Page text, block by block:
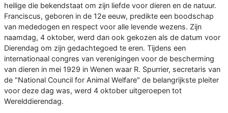
heilige die bekendstaat om zijn liefde voor dieren en de natuur.
Franciscus, geboren in de 12e eeuw, predikte een boodschap
van mededogen en respect voor alle levende wezens. Zijn
naamdag, 4 oktober, werd dan ook gekozen als de datum voor
Dierendag om zijn gedachtegoed te eren. Tijdens een
internationaal congres van verenigingen voor de bescherming
van dieren in mei 1929 in Wenen waar R. Spurrier, secretaris van
de "National Council for Animal Welfare" de belangrijkste pleiter
voor deze dag was, werd 4 oktober uitgeroepen tot
Werelddierendag.